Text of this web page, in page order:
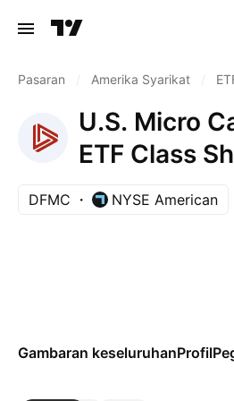
Pasaran Amerika Syarikat
U.S. Micro
ETF Class
DFMC NYSE American
Gambaran keseluruhanProfil